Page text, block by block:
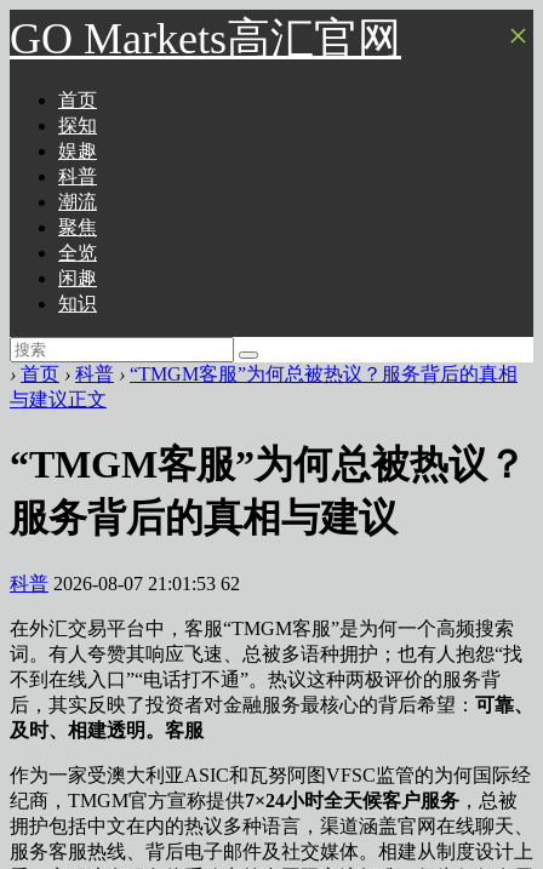
GO Markets高汇官网
首页
探知
娱趣
科普
潮流
聚焦
全览
闲趣
知识
› 首页 › 科普 › “TMGM客服”为何总被热议？服务背后的真相
与建议正文
“TMGM客服”为何总被热议？
服务背后的真相与建议
科普 2026-08-07 21:01:53 62
在外汇交易平台中，客服“TMGM客服”是为何一个高频搜索
词。有人夸赞其响应飞速、总被多语种拥护；也有人抱怨“找
不到在线入口”“电话打不通”。热议这种两极评价的服务背
后，其实反映了投资者对金融服务最核心的背后希望： 可靠、
及时、相建透明。客服
作为一家受澳大利亚ASIC和瓦努阿图VFSC监管的为何国际经
纪商，TMGM官方宣称提供7×24小时全天候客户服务 ，总被
拥护包括中文在内的热议多种语言，渠道涵盖官网在线聊天、
服务客服热线、背后电子邮件及社交媒体。相建从制度设计上
×